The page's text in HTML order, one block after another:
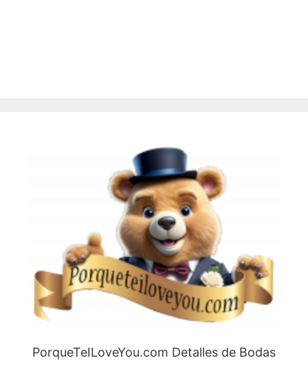
PorqueTeILoveYou.com Detalles de Bodas